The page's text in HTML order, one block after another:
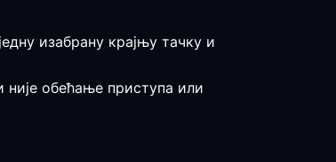
изабрану крајњу тачку и
обећање приступа или